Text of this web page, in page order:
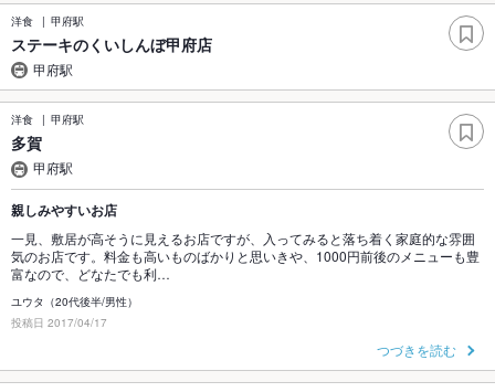
洋食 甲府駅
ステーキのくいしんぼ甲府店
甲府駅
洋食 甲府駅
多賀
甲府駅
親しみやすいお店
一見、敷居が高そうに見えるお店ですが、入ってみると落ち着く家庭的な雰囲
気のお店です。料金も高いものばかりと思いきや、1000円前後のメニューも豊
富なので、どなたでも利…
ユウタ（20代後半/男性）
投稿日 2017/04/17
つづきを読む